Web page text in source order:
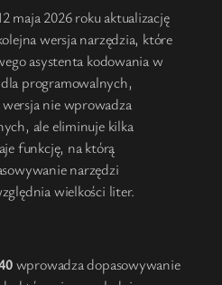
maja 2026 roku aktualizację
wersja narzędzia, które
asystenta kodowania w
programowalnych,
nie wprowadza
ale eliminuje kilka
funkcję, na którą
narzędzi
wielkości liter.
wprowadza dopasowywanie